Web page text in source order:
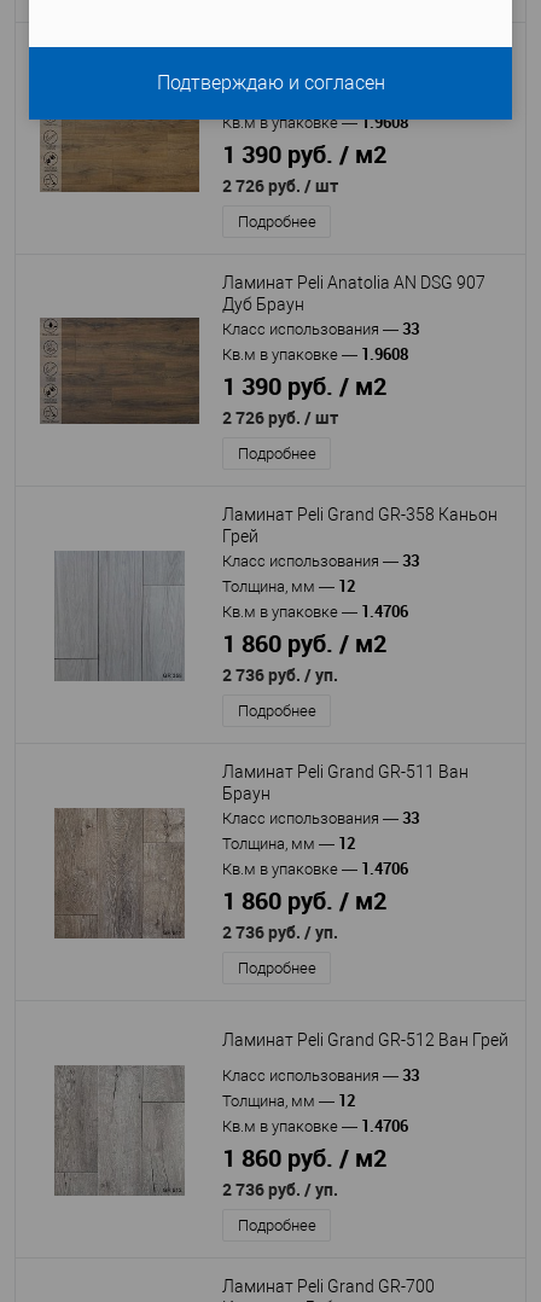
Ламинат Peli Anatolia AN DSG 906
Класс использования
Кв.м в упаковке—1.9608
1 390 руб. / м2
2 726 руб. / шт
Подробнее
Ламинат Peli Anatolia AN DSG 907
Дуб Браун
Класс использования — 33
Кв.м в упаковке — 1.9608
1 390 руб. / м2
2 726 руб. / шт
Подробнее
Ламинат Peli Grand GR-358 Каньон
Грей
Класс использования — 33
Толщина, мм — 12
Кв.м в упаковке — 1.4706
1 860 руб. / м2
2 736 руб. / уп.
Подробнее
Ламинат Peli Grand GR-511 Ван
Браун
Класс использования — 33
Толщина, мм — 12
Кв.м в упаковке — 1.4706
1 860 руб. / м2
2 736 руб. / уп.
Подробнее
Ламинат Peli Grand GR-512 Ван Грей
Класс использования — 33
Толщина, мм — 12
Кв.м в упаковке — 1.4706
1 860 руб. / м2
2 736 руб. / уп.
Подробнее
Ламинат Peli Grand GR-700
Подтверждаю и согласен